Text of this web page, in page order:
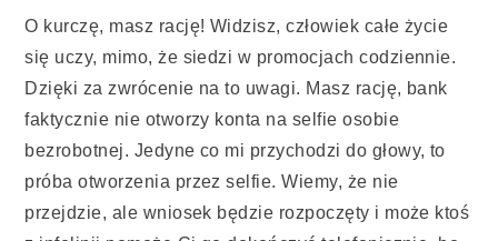
O kurczę, masz rację! Widzisz, człowiek całe życie
się uczy, mimo, że siedzi w promocjach codziennie.
Dzięki za zwrócenie na to uwagi. Masz rację, bank
faktycznie nie otworzy konta na selfie osobie
bezrobotnej. Jedyne co mi przychodzi do głowy, to
próba otworzenia przez selfie. Wiemy, że nie
przejdzie, ale wniosek będzie rozpoczęty i może ktoś